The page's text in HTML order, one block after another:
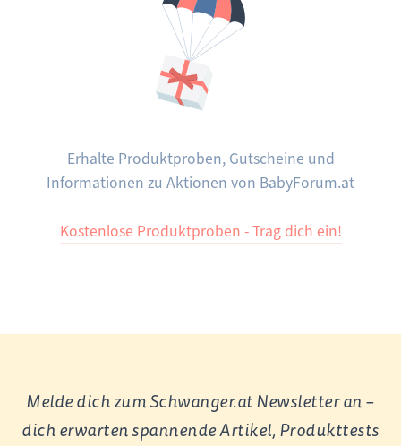
Erhalte Produktproben, Gutscheine und
Informationen zu Aktionen von BabyForum.at
Kostenlose Produktproben - Trag dich ein!
Melde dich zum Schwanger.at Newsletter an –
dich erwarten spannende Artikel, Produkttests